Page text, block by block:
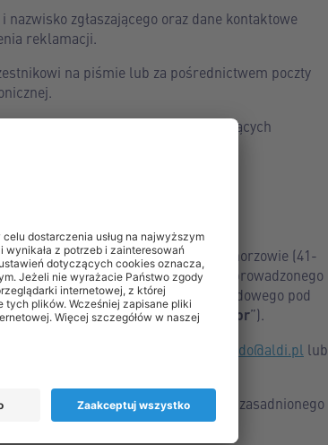
zgłaszającego oraz dane kontaktowe
reklamacji.
na piśmie lub za pośrednictwem poczty
towarem wynikające z obowiązujących
za wady rzeczy sprzedanej.
jest ALDI sp. z o.o. z siedzibą w Chorzowie (41-
Krajowego Rejestru Sądowego prowadzonego
Gospodarczy Krajowego Rejestru Sądowego pod
000006912 (dalej: „Administrator”).
kontaktować się pod adresem:
iodo@aldi.pl lub
reklamacji na podstawie prawnie uzasadnionego
(art. 6 ust. 1 lit. f RODO).